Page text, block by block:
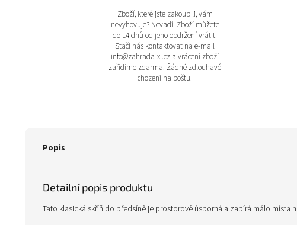
Zboží, které jste zakoupili, vám
nevyhovuje? Nevadí. Zboží můžete
do 14 dnů od jeho obdržení vrátit.
Stačí nás kontaktovat na e-mail
info@zahrada-xl.cz a vrácení zboží
zařídíme zdarma. Žádné zdlouhavé
chození na poštu.
Popis
Detailní popis produktu
Tato klasická skříň do předsíně je prostorově úsporná a zabírá málo místa